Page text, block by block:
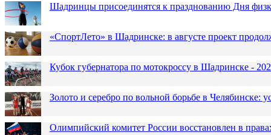
Шадринцы присоединятся к празднованию Дня
«СпортЛето» в Шадринске: в августе проект
Кубок губернатора по мотокроссу в Шадринске -
Золото и серебро по вольной борьбе в Челябинске:
Олимпийский комитет России восстановлен в